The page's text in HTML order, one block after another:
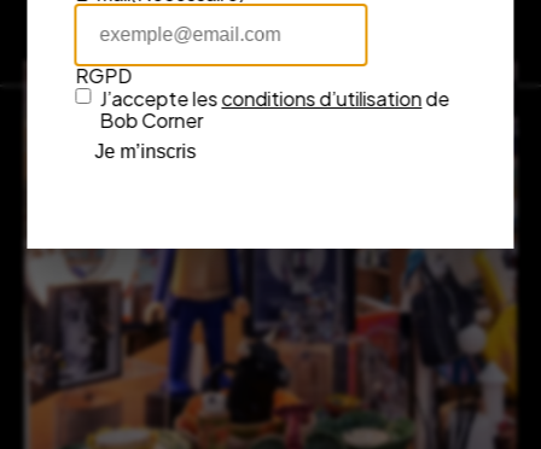
RGPD
J’accepte lesconditions d’utilisationde
Bob Corner
Je m’inscris